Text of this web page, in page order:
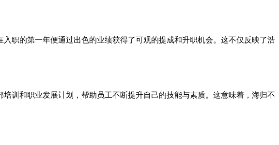
职的第一年便通过出色的业绩获得了可观的提成和升职机会。这不仅反映了浩
训和职业发展计划，帮助员工不断提升自己的技能与素质。这意味着，海归不